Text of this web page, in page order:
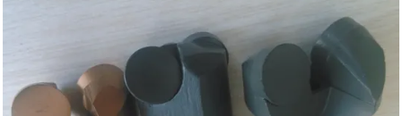
PRIVACY
POLICY